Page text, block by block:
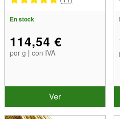
En stock
114,54 €
por g | con IVA
Ver